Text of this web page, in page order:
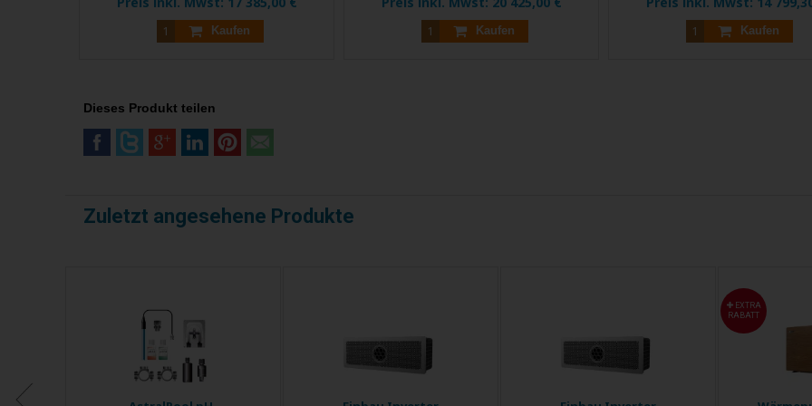
Kaufen Kaufen Kaufen
Dieses Produkt teilen
Zuletzt angesehene Produkte
EXTRA
RABATT